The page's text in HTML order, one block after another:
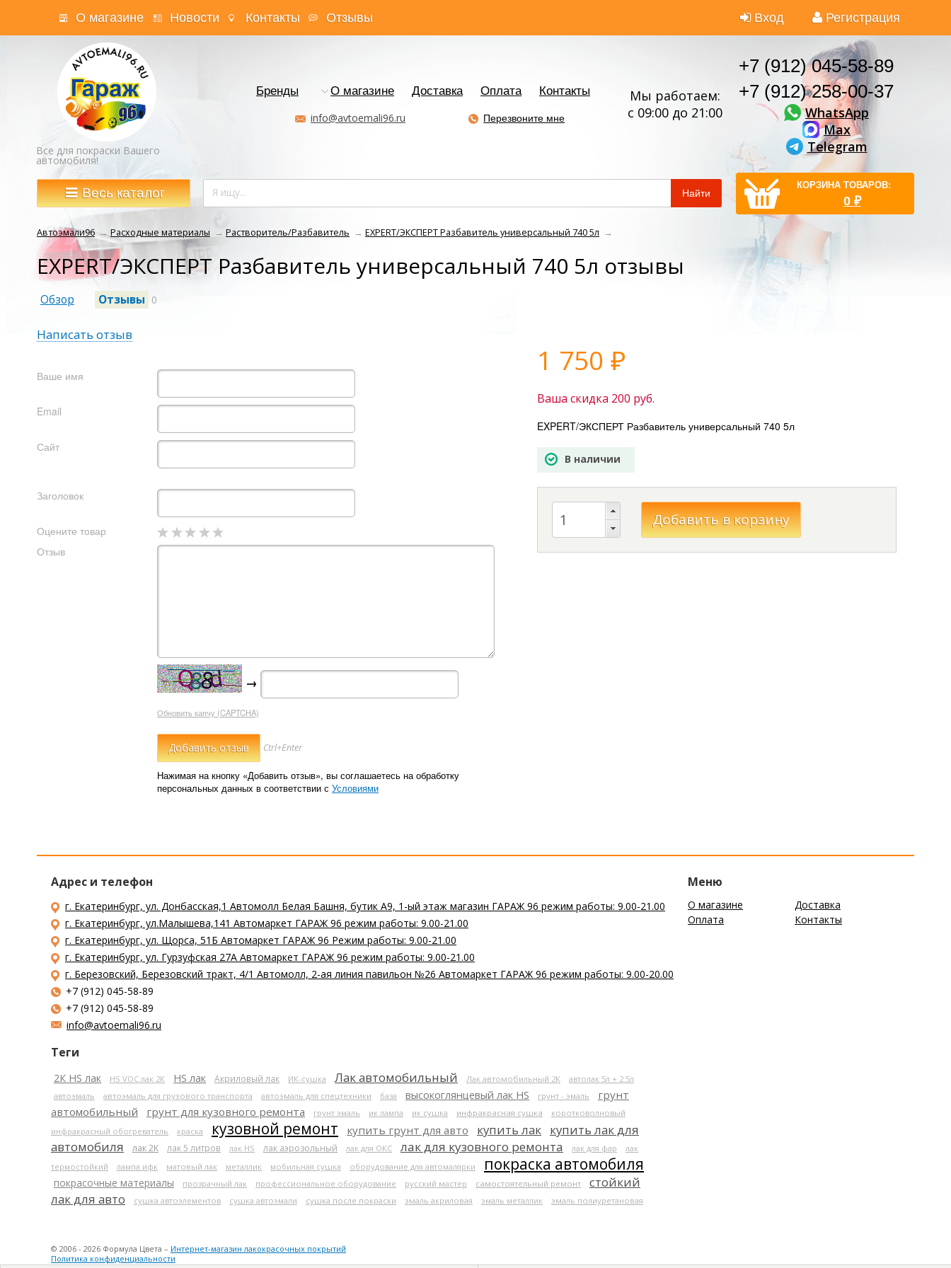
Вход Регистрация
О магазине Новости Контакты Отзывы
Все для покраски Вашего
автомобиля!
Бренды О магазине Доставка Оплата
Контакты
info@avtoemali96.ru
Перезвоните мне
Мы работаем:
с 09:00 до 21:00
+7 (912) 045-58-89
+7 (912) 258-00-37
WhatsApp
Max
Telegram
Весь каталог Найти
КОРЗИНА ТОВАРОВ:
0 ₽
Автоэмали96 →Расходные материалы → Растворитель/Разбавитель → EXPERT/ЭКСПЕРТ Разбавитель универсальный 740 5л →
EXPERT/ЭКСПЕРТ Разбавитель универсальный 740 5л отзывы
Обзор Отзывы 0
1 750 ₽
Ваша скидка 200 руб.
EXPERT/ЭКСПЕРТ Разбавитель универсальный 740 5л
В наличии
Написать отзыв
Ваше имя
Email
Сайт
Заголовок
Оцените товар
Отзыв
→
Обновить капчу (CAPTCHA)
Ctrl+Enter
Нажимая на кнопку «Добавить отзыв», вы соглашаетесь на обработку
персональных данных в соответствии с Условиями
Адрес и телефон
г. Екатеринбург, ул. Донбасская,1 Автомолл Белая Башня, бутик А9, 1-ый этаж магазин ГАРАЖ 96 режим работы: 9.00-21.00
г. Екатеринбург, ул.Малышева,141 Автомаркет ГАРАЖ 96 режим работы: 9.00-21.00
г. Екатеринбург, ул. Щорса, 51Б Автомаркет ГАРАЖ 96 Режим работы: 9.00-21.00
г. Екатеринбург, ул. Гурзуфская 27А Автомаркет ГАРАЖ 96 режим работы: 9.00-21.00
г. Березовский, Березовский тракт, 4/1 Автомолл, 2-ая линия павильон №26 Автомаркет ГАРАЖ 96 режим работы: 9.00-20.00
+7 (912) 045-58-89
+7 (912) 045-58-89
info@avtoemali96.ru
Теги
2К HS лак HS VOC лак 2К HS лак Акриловый лак ИК-сушка Лак автомобильный Лак автомобильный 2К
автолак 5л + 2.5л
автоэмаль
автоэмаль для грузового транспорта автоэмаль для спецтехники база высокоглянцевый лак HS грунт - эмаль
грунт
автомобильный
грунт для кузовного ремонта грунт эмаль ик лампа ик сушка инфракрасная сушка
коротковолновый
инфракрасный обогреватель
краска кузовной ремонт купить грунт для авто купить лак купить лак для
автомобиля
лак 2К лак 5 литров лак HS лак аэрозольный лак для ОКС лак для кузовного ремонта лак для фар
лак
термостойкий
лампа ифк матовый лак металлик мобильная сушка оборудование для автомалярки покраска автомобиля
покрасочные материалы прозрачный лак профессиональное оборудование русский мастер самостоятельный ремонт
стойкий
лак для авто
сушка автоэлементов сушка автоэмали сушка после покраски эмаль акриловая эмаль металлик эмаль полиуретановая
Меню
О магазине
Доставка
Оплата
Контакты
© 2006 - 2026 Формула Цвета – Интернет-магазин лакокрасочных покрытий
Политика конфиденциальности